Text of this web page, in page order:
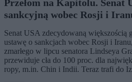
Przełom na Kapitolu. Senat
sankcyjną wobec Rosji i
Senat USA zdecydowaną większością
ustawę o sankcjach wobec Rosji i
zmarłego w lipcu senatora Lindseya
przewiduje cła do 100 proc. dla
ropy, m.in. Chin i Indii. Teraz trafi do